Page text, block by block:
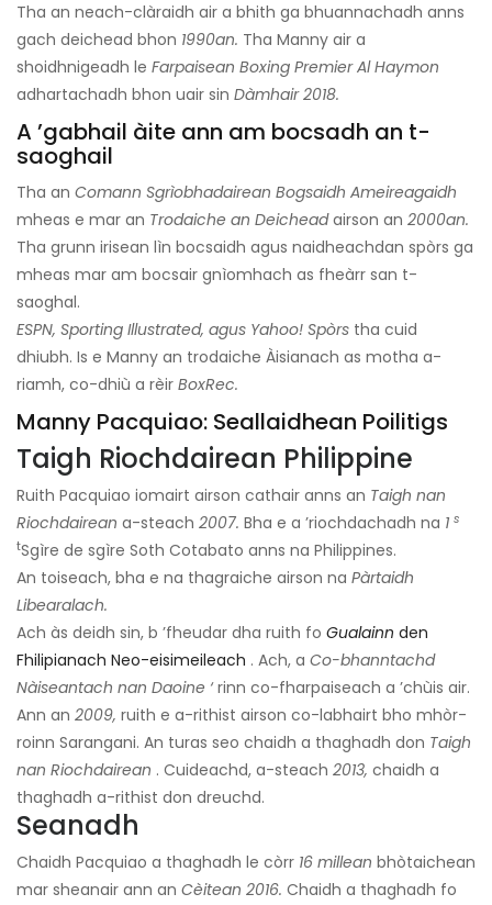
Tha an neach-clàraidh air a bhith ga bhuannachadh anns
gach deichead bhon 1990an. Tha Manny air a
shoidhnigeadh le Farpaisean Boxing Premier Al Haymon
adhartachadh bhon uair sin Dàmhair 2018.
A ’gabhail àite ann am bocsadh an t-
saoghail
Tha an Comann Sgrìobhadairean Bogsaidh Ameireagaidh
mheas e mar an Trodaiche an Deicheadairson an 2000an.
Tha grunn irisean lìn bocsaidh agus naidheachdan spòrs ga
mheas mar am bocsair gnìomhach as fheàrr san t-
saoghal.
ESPN, Sporting Illustrated, agus Yahoo! Spòrs tha cuid
dhiubh. Is e Manny an trodaiche Àisianach as motha a-
riamh, co-dhiù a rèir BoxRec.
Manny Pacquiao: Seallaidhean Poilitigs
Taigh Riochdairean Philippine
Ruith Pacquiao iomairt airson cathair anns an Taigh nan
Riochdairean a-steach 2007. Bha e a ’riochdachadh na 1 s
tSgìre de sgìre Soth Cotabato anns na Philippines.
An toiseach, bha e na thagraiche airson na Pàrtaidh
Libearalach.
Ach às deidh sin, b ’fheudar dha ruith fo Gualainn den
Fhilipianach Neo-eisimeileach . Ach, a Co-bhanntachd
Nàiseantach nan Daoine ‘rinn co-fharpaiseach a ’chùis air.
Ann an 2009, ruith e a-rithist airson co-labhairt bho mhòr-
roinn Sarangani. An turas seo chaidh a thaghadh don Taigh
nan Riochdairean . Cuideachd, a-steach 2013, chaidh a
thaghadh a-rithist don dreuchd.
Seanadh
Chaidh Pacquiao a thaghadh le còrr 16 millean bhòtaichean
mar sheanair ann an Cèitean 2016. Chaidh a thaghadh fo